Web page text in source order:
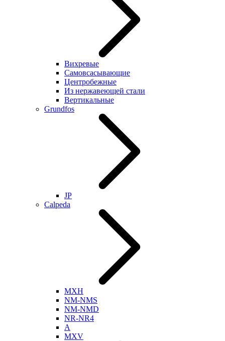
Вихревые
Самовсасывающие
Центробежные
Из нержавеющей стали
Вертикальные
Grundfos
JP
Calpeda
MXH
NM-NMS
NM-NMD
NR-NR4
A
MXV